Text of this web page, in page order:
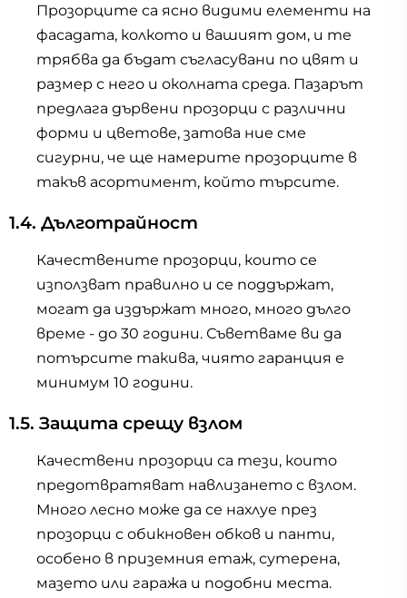
Прозорците са ясно видими елементи на
фасадата, колкото и вашият дом, и те
трябва да бъдат съгласувани по цвят и
размер с него и околната среда. Пазарът
предлага дървени прозорци с различни
форми и цветове, затова ние сме
сигурни, че ще намерите прозорците в
такъв асортимент, който търсите.
1.4. Дълготрайност
Качествените прозорци, които се
използват правилно и се поддържат,
могат да издържат много, много дълго
време - до 30 години. Съветваме ви да
потърсите такива, чиято гаранция е
минимум 10 години.
1.5. Защита срещу взлом
Качествени прозорци са тези, които
предотвратяват навлизането с взлом.
Много лесно може да се нахлуе през
прозорци с обикновен обков и панти,
особено в приземния етаж, сутерена,
мазето или гаража и подобни места.